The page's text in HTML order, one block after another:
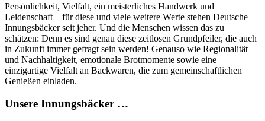
Persönlichkeit, Vielfalt, ein meisterliches Handwerk und
Leidenschaft – für diese und viele weitere Werte stehen Deutsche
Innungsbäcker seit jeher. Und die Menschen wissen das zu
schätzen: Denn es sind genau diese zeitlosen Grundpfeiler, die auch
in Zukunft immer gefragt sein werden! Genauso wie Regionalität
und Nachhaltigkeit, emotionale Brotmomente sowie eine
einzigartige Vielfalt an Backwaren, die zum gemeinschaftlichen
Genießen einladen.
Unsere Innungsbäcker …